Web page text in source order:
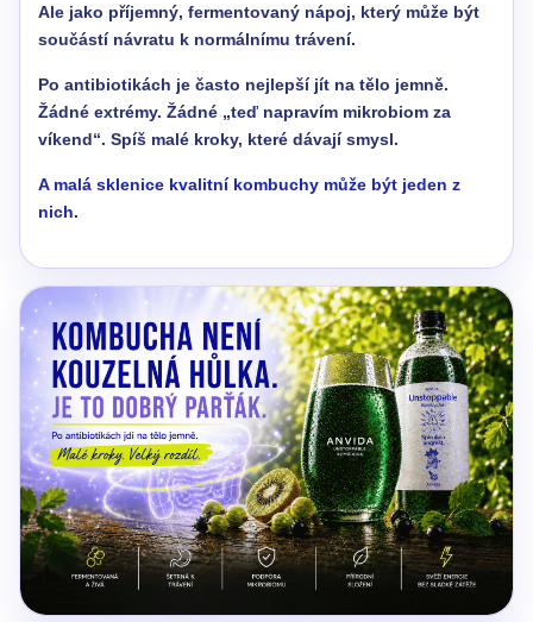
Ale jako příjemný, fermentovaný nápoj, který může být
součástí návratu k normálnímu trávení.
Po antibiotikách je často nejlepší jít na tělo jemně.
Žádné extrémy. Žádné „teď napravím mikrobiom za
víkend“. Spíš malé kroky, které dávají smysl.
A malá sklenice kvalitní kombuchy může být jeden z
nich.